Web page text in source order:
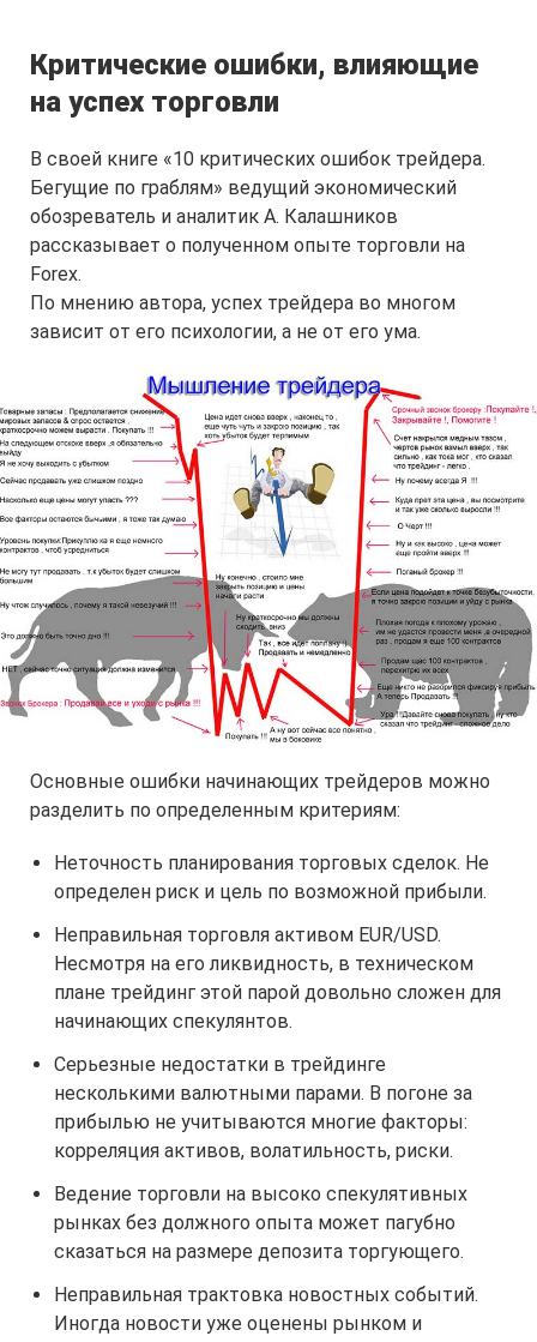
Критические ошибки, влияющие
на успех торговли
В своей книге «10 критических ошибок трейдера.
Бегущие по граблям» ведущий экономический
обозреватель и аналитик А. Калашников
рассказывает о полученном опыте торговли на
Forex.
По мнению автора, успех трейдера во многом
зависит от его психологии, а не от его ума.
Основные ошибки начинающих трейдеров можно
разделить по определенным критериям:
Неточность планирования торговых сделок. Не
определен риск и цель по возможной прибыли.
Неправильная торговля активом EUR/USD.
Несмотря на его ликвидность, в техническом
плане трейдинг этой парой довольно сложен для
начинающих спекулянтов.
Серьезные недостатки в трейдинге
несколькими валютными парами. В погоне за
прибылью не учитываются многие факторы:
корреляция активов, волатильность, риски.
Ведение торговли на высоко спекулятивных
рынках без должного опыта может пагубно
сказаться на размере депозита торгующего.
Неправильная трактовка новостных событий.
Иногда новости уже оценены рынком и